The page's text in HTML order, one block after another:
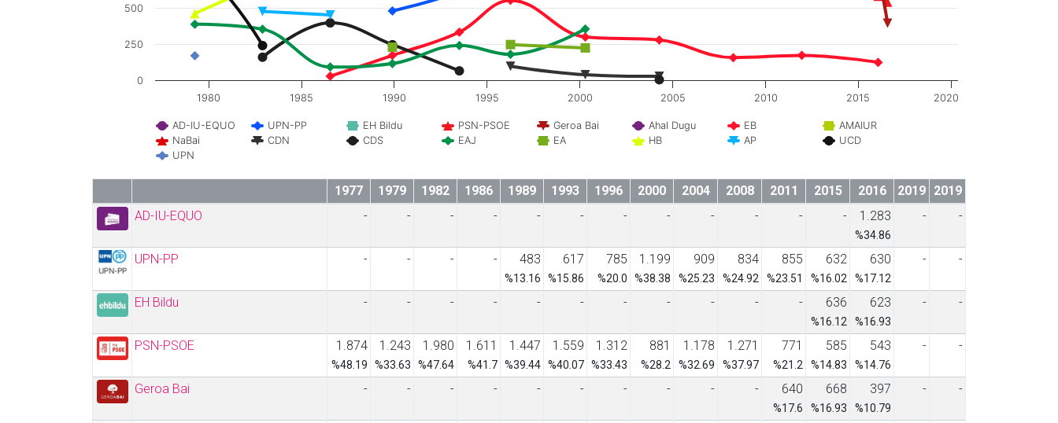
AD-IU-EQUO UPN-PP EH Bildu PSN-PSOE Geroa Bai Ahal Dugu EB
AMAIUR
NaBai
CDN CDS EAJ EA HB AP
UCD
UPN
1980 1985 1990 1995 2000 2005 2010 2015 2020
0
250
500
1977 1979 1982 1986 1989 1993 1996 2000 2004 2008 2011 2015 2016 2019 2019
AD-IU-EQUO
- - - - - - - - - - - - 1.283
%34.86
- -
UPN-PP - - - - 483
%13.16
617
%15.86
785
%20.0
1.199
%38.38
909
%25.23
834
%24.92
855
%23.51
632
%16.02
630
%17.12
- -
EH Bildu - - - - - - - - - - - 636
%16.12
623
%16.93
- -
PSN-PSOE 1.874
%48.19
1.243
%33.63
1.980
%47.64
1.611
%41.7
1.447
%39.44
1.559
%40.07
1.312
%33.43
881
%28.2
1.178
%32.69
1.271
%37.97
771
%21.2
585
%14.83
543
%14.76
- -
Geroa Bai - - - - - - - - - - 640
%17.6
668
%16.93
397
%10.79
- -